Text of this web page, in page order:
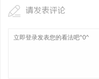
请发表评论